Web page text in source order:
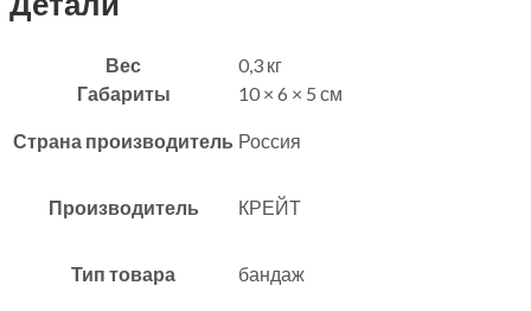
Вес
0,3 кг
Габариты
10 × 6 × 5 см
Страна производитель Россия
Производитель КРЕЙТ
Тип товара бандаж